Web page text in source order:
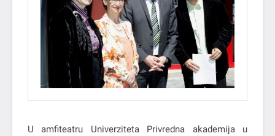
U amfiteatru Univerziteta Privredna akademija u